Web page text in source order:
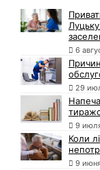
6
29
9
Коли
9